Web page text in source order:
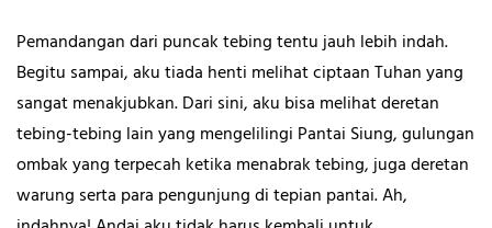
Pemandangan dari puncak tebing tentu jauh lebih indah.
Begitu sampai, aku tiada henti melihat ciptaan Tuhan yang
sangat menakjubkan. Dari sini, aku bisa melihat deretan
tebing-tebing lain yang mengelilingi Pantai Siung, gulungan
ombak yang terpecah ketika menabrak tebing, juga deretan
warung serta para pengunjung di tepian pantai. Ah,